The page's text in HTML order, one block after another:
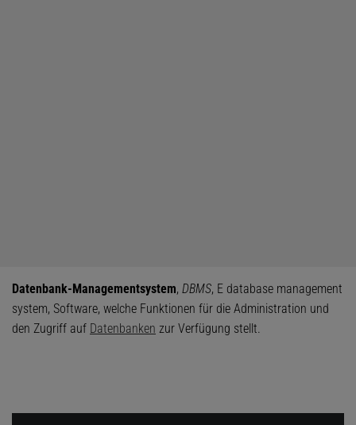
Datenbank-Managementsystem, DBMS, E database management
system, Software, welche Funktionen für die Administration und
den Zugriff auf Datenbanken zur Verfügung stellt.